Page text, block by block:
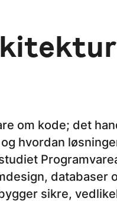
om kode; det
hvordan
sikre,